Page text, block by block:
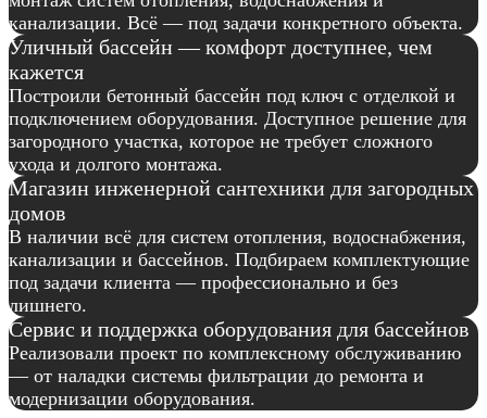
канализации. Всё — под задачи конкретного объекта.
Уличный бассейн — комфорт доступнее, чем
кажется
Построили бетонный бассейн под ключ с отделкой и
подключением оборудования. Доступное решение для
загородного участка, которое не требует сложного
ухода и долгого монтажа.
Магазин инженерной сантехники для загородных
домов
В наличии всё для систем отопления, водоснабжения,
канализации и бассейнов. Подбираем комплектующие
под задачи клиента — профессионально и без
лишнего.
Сервис и поддержка оборудования для бассейнов
Реализовали проект по комплексному обслуживанию
— от наладки системы фильтрации до ремонта и
модернизации оборудования.